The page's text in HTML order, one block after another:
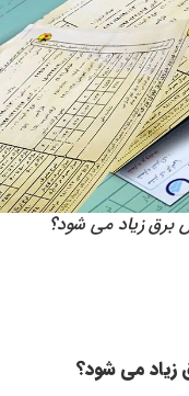
زیاد می شود؟
می شود؟